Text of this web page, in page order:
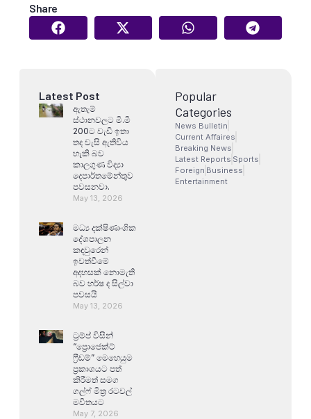
Share
Latest Post
ඇතැම්
ස්ථානවලට මි.මි
200ට වැඩි ඉතා
තද වැසි ඇතිවිය
හැකි බව
කාලගුණ විද්‍යා
දෙපාර්තමේන්තුව
පවසනවා.
May 13, 2026
මධ්‍ය දක්ෂිණාංශික
දේශපාලන
කඳවුරෙන්
ඉවත්වීමේ
අදහසක් නොමැති
බව හර්ෂ ද සිල්වා
පවසයි
May 13, 2026
ට්‍රම්ප් විසින්
“ප්‍රොජෙක්ට්
ෆ්‍රීඩම්” මෙහෙයුම
ප්‍රකාශයට පත්
කිරීමත් සමග
ගල්ෆ් මිත්‍ර රටවල්
මවිතයට
May 7, 2026
Popular
Categories
News Bulletin
Current Affaires
Breaking News
Latest Reports Sports
Foreign Business
Entertainment